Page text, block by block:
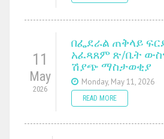
11
May
2026
በፌደራል ጠቅላይ
አፈጻጸም ጽ/ቤት
ሽያጭ ማስታወቂያ
Monday, May 11, 2026
READ MORE